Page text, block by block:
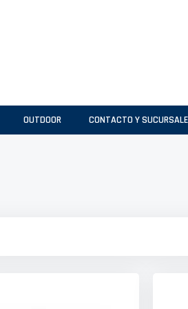
OUTDOOR CONTACTO Y